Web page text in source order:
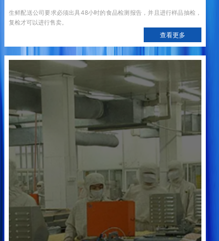
生鲜配送公司要求必须出具48小时的食品检测报告，并且进行样品抽检，
复检才可以进行售卖。
查看更多